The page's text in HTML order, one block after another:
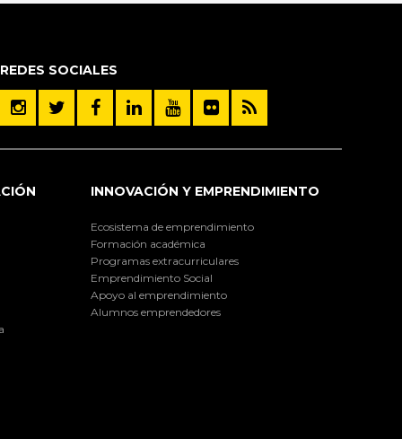
REDES SOCIALES
INNOVACIÓN Y EMPRENDIMIENTO
Ecosistema de emprendimiento
Formación académica
Programas extracurriculares
Emprendimiento Social
Apoyo al emprendimiento
Alumnos emprendedores